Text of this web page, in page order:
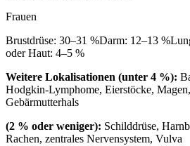
Frauen
Brustdrüse: 30–31 %Darm: 12–13
oder Haut: 4–5 %
Weitere Lokalisationen (unter 4 %):
Hodgkin-Lymphome, Eierstöcke, Magen,
Gebärmutterhals
(2 % oder weniger): Schilddrüse,
Rachen, zentrales Nervensystem, Vulva